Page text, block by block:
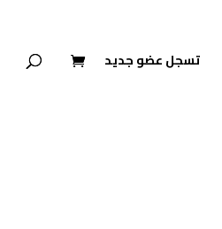
تسجل عضو جديد